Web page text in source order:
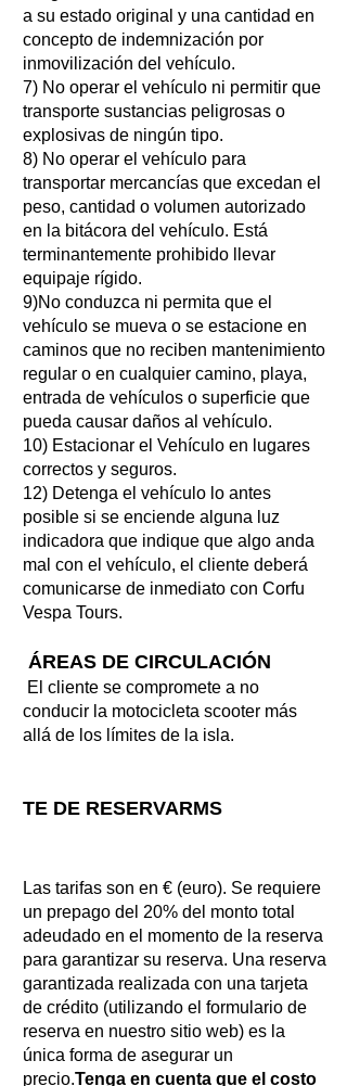
a su estado original y una cantidad en
concepto de indemnización por
inmovilización del vehículo.
7) No operar el vehículo ni permitir que
transporte sustancias peligrosas o
explosivas de ningún tipo.
8) No operar el vehículo para
transportar mercancías que excedan el
peso, cantidad o volumen autorizado
en la bitácora del vehículo. Está
terminantemente prohibido llevar
equipaje rígido.
9)No conduzca ni permita que el
vehículo se mueva o se estacione en
caminos que no reciben mantenimiento
regular o en cualquier camino, playa,
entrada de vehículos o superficie que
pueda causar daños al vehículo.
10) Estacionar el Vehículo en lugares
correctos y seguros.
12) Detenga el vehículo lo antes
posible si se enciende alguna luz
indicadora que indique que algo anda
mal con el vehículo, el cliente deberá
comunicarse de inmediato con Corfu
Vespa Tours.
ÁREAS DE CIRCULACIÓN
El cliente se compromete a no
conducir la motocicleta scooter más
allá de los límites de la isla.
TE DE RESERVARMS
Las tarifas son en € (euro). Se requiere
un prepago del 20% del monto total
adeudado en el momento de la reserva
para garantizar su reserva. Una reserva
garantizada realizada con una tarjeta
de crédito (utilizando el formulario de
reserva en nuestro sitio web) es la
única forma de asegurar un
precio.Tenga en cuenta que el costo